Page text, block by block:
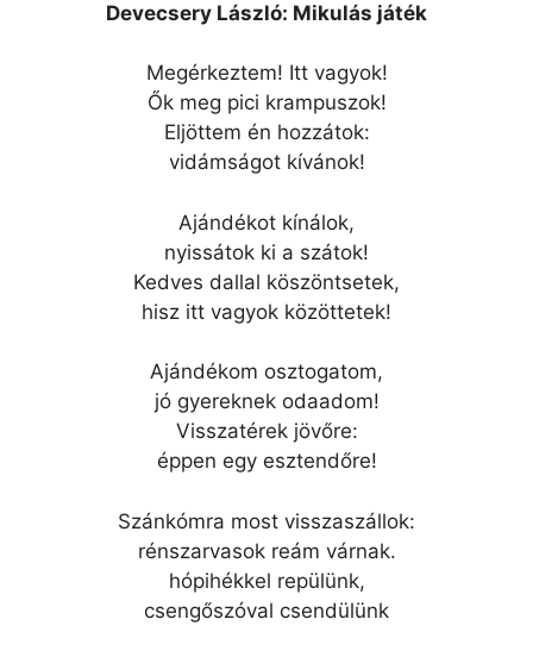
Devecsery László: Mikulás játék
Megérkeztem! Itt vagyok!
Ők meg pici krampuszok!
Eljöttem én hozzátok:
vidámságot kívánok!
Ajándékot kínálok,
nyissátok ki a szátok!
Kedves dallal köszöntsetek,
hisz itt vagyok közöttetek!
Ajándékom osztogatom,
jó gyereknek odaadom!
Visszatérek jövőre:
éppen egy esztendőre!
Szánkómra most visszaszállok:
rénszarvasok reám várnak.
hópihékkel repülünk,
csengőszóval csendülünk